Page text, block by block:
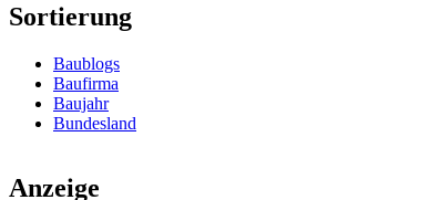
Sortierung
Baublogs
Baufirma
Baujahr
Bundesland
Anzeige